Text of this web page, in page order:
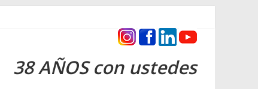
38 AÑOS con ustedes